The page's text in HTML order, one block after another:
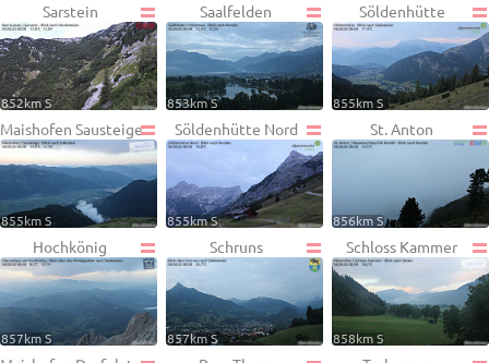
Sarstein
852km S
Saalfelden
853km S
Söldenhütte
855km S
Maishofen Sausteige
855km S
Söldenhütte Nord
855km S
St. Anton
856km S
Hochkönig
857km S
Schruns
857km S
Schloss Kammer
858km S